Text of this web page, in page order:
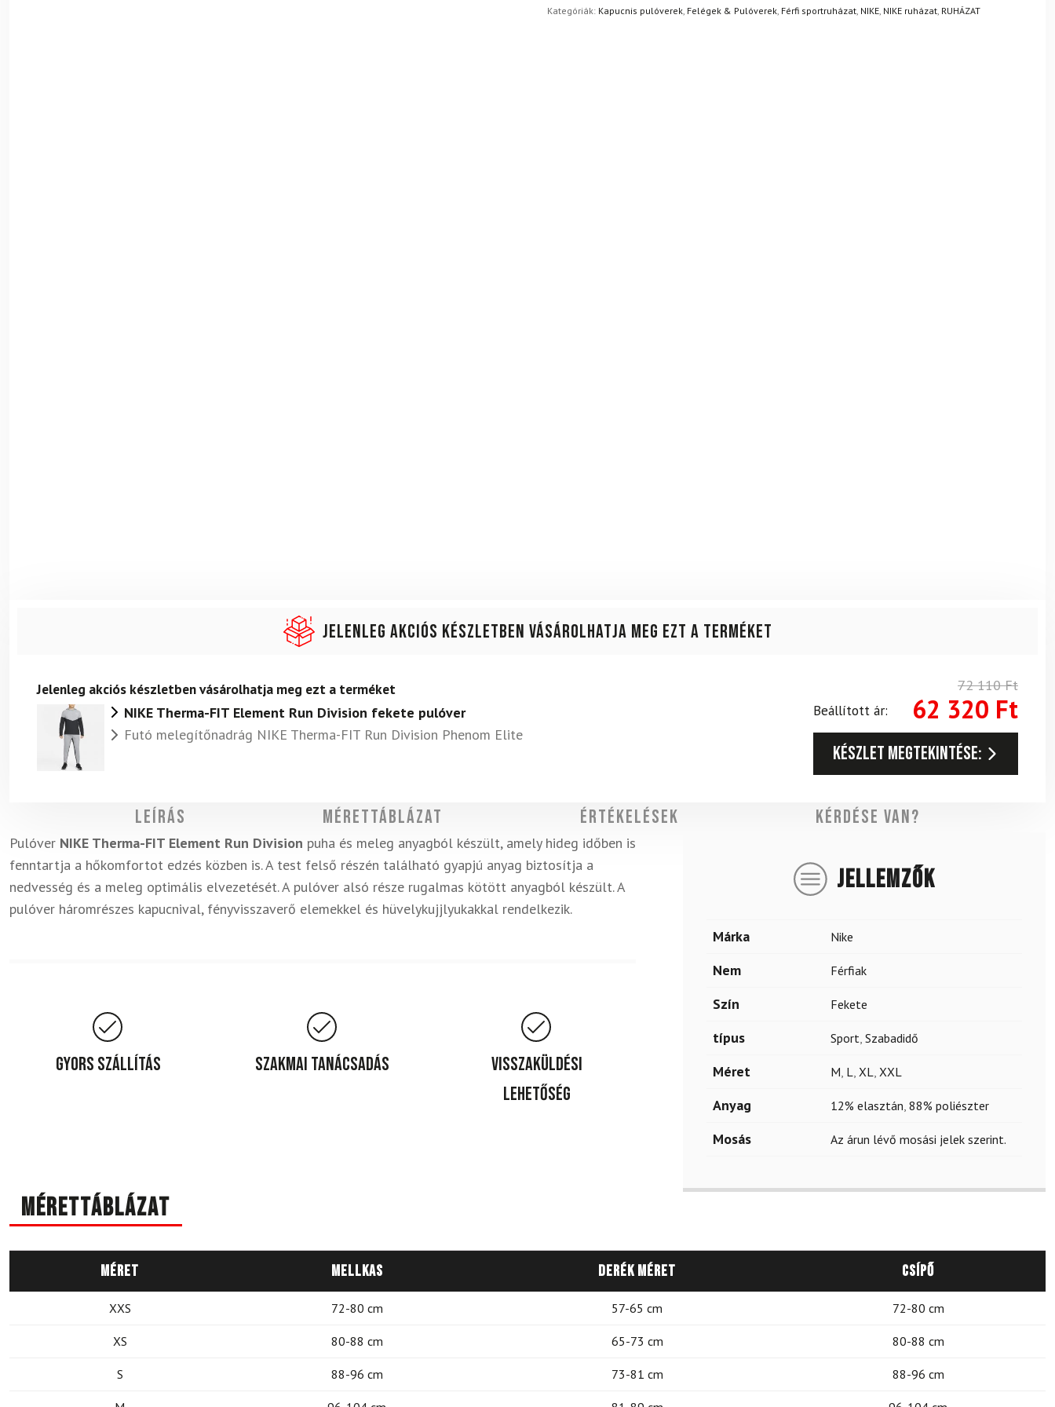
Kategóriák: Kapucnis pulóverek, Felégek & Pulóverek, Férfi sportruházat, NIKE, NIKE ruházat, RUHÁZAT
Jelenleg akciós készletben vásárolhatja meg ezt a terméket
Jelenleg akciós készletben vásárolhatja meg ezt a terméket
NIKE Therma-FIT Element Run Division fekete pulóver
Futó melegítőnadrág NIKE Therma-FIT Run Division Phenom Elite
72 110Ft
Beállított ár:
62 320 Ft
Készlet megtekintése:
Leírás Mérettáblázat Értékelések Kérdése van?
Pulóver NIKE Therma-FIT Element Run Division puha és meleg anyagból készült, amely hideg időben is
fenntartja a hőkomfortot edzés közben is. A test felső részén található gyapjú anyag biztosítja a
nedvesség és a meleg optimális elvezetését. A pulóver alsó része rugalmas kötött anyagból készült. A
pulóver háromrészes kapucnival, fényvisszaverő elemekkel és hüvelykujjlyukakkal rendelkezik.
Gyors szállítás Szakmai tanácsadás
Visszaküldési
lehetőség
JELLEMZŐK
Márka Nike
Nem Férfiak
Szín Fekete
típus Sport, Szabadidő
Méret M, L, XL, XXL
Anyag 12% elasztán, 88% poliészter
Mosás Az árun lévő mosási jelek szerint.
Mérettáblázat
Méret Mellkas Derék méret Csípő
XXS 72-80 cm 57-65 cm 72-80 cm
XS 80-88 cm 65-73 cm 80-88 cm
S 88-96 cm 73-81 cm 88-96 cm